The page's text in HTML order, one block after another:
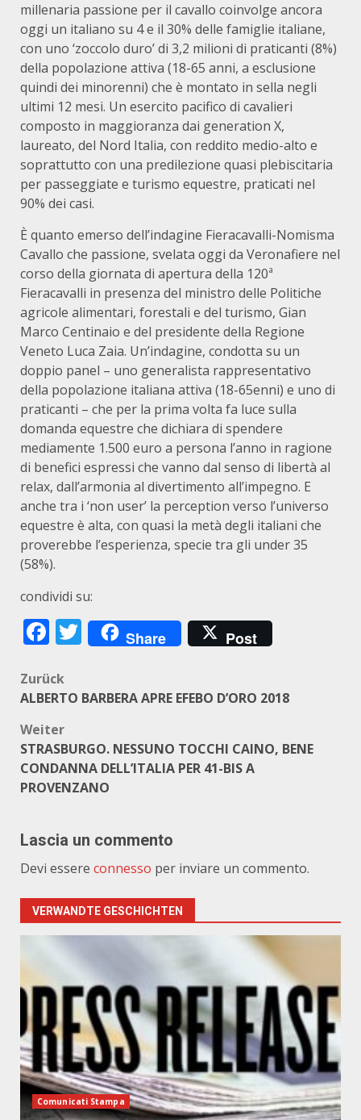
millenaria passione per il cavallo coinvolge ancora
oggi un italiano su 4 e il 30% delle famiglie italiane,
con uno ‘zoccolo duro’ di 3,2 milioni di praticanti (8%)
della popolazione attiva (18-65 anni, a esclusione
quindi dei minorenni) che è montato in sella negli
ultimi 12 mesi. Un esercito pacifico di cavalieri
composto in maggioranza dai generation X,
laureato, del Nord Italia, con reddito medio-alto e
soprattutto con una predilezione quasi plebiscitaria
per passeggiate e turismo equestre, praticati nel
90% dei casi.
È quanto emerso dell’indagine Fieracavalli-Nomisma
Cavallo che passione, svelata oggi da Veronafiere nel
corso della giornata di apertura della 120ª
Fieracavalli in presenza del ministro delle Politiche
agricole alimentari, forestali e del turismo, Gian
Marco Centinaio e del presidente della Regione
Veneto Luca Zaia. Un’indagine, condotta su un
doppio panel – uno generalista rappresentativo
della popolazione italiana attiva (18-65enni) e uno di
praticanti – che per la prima volta fa luce sulla
domanda equestre che dichiara di spendere
mediamente 1.500 euro a persona l’anno in ragione
di benefici espressi che vanno dal senso di libertà al
relax, dall’armonia al divertimento all’impegno. E
anche tra i ‘non user’ la perception verso l’universo
equestre è alta, con quasi la metà degli italiani che
proverebbe l’esperienza, specie tra gli under 35
(58%).
condividi su:
Facebook
Twitter
Share Post
Beitragsnavigation
Zurück
ALBERTO BARBERA APRE EFEBO D’ORO 2018
Weiter
STRASBURGO. NESSUNO TOCCHI CAINO, BENE
CONDANNA DELL’ITALIA PER 41-BIS A
PROVENZANO
Lascia un commento
Devi essere connesso per inviare un commento.
VERWANDTE GESCHICHTEN
Comunicati Stampa